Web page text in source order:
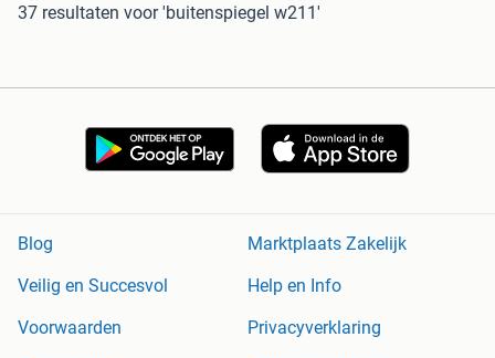
37 resultaten voor 'buitenspiegel w211'
Blog
Marktplaats Zakelijk
Veilig en Succesvol
Help en Info
Voorwaarden
Privacyverklaring